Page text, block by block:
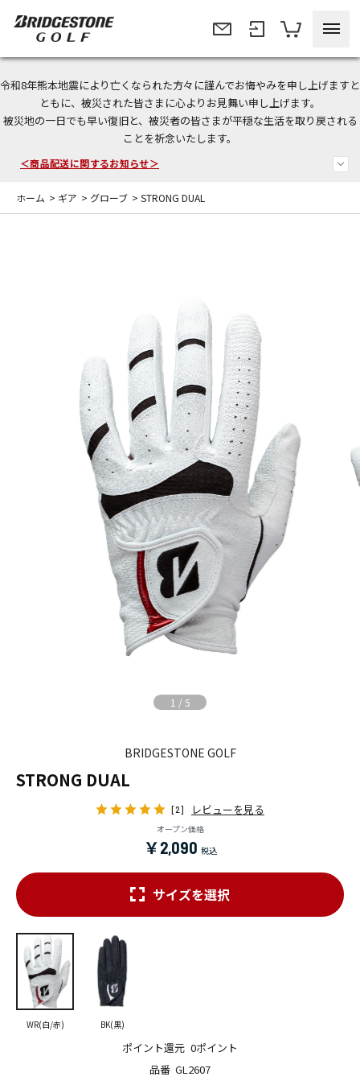
令和8年熊本地震により亡くなられた方々に謹んでお悔やみを申し上げますと
ともに、被災された皆さまに心よりお見舞い申し上げます。
被災地の一日でも早い復旧と、被災者の皆さまが平穏な生活を取り戻される
ことを祈念いたします。
今なら新規会員登録で1,000円OFFクーポンプレゼント！
＜夏季休暇中のご注文・発送・お問い合わせ＞
ホーム > ギア > グローブ > STRONG DUAL
1 / 5
BRIDGESTONE GOLF
STRONG DUAL
[2] レビューを見る
オープン価格
￥2,090
品番 GL2607
ポイント還元 0ポイント
サイズを選択
WR(白/赤) BK(黒)